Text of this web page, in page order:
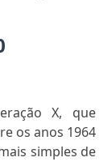
X, que
os anos 1964
simples de